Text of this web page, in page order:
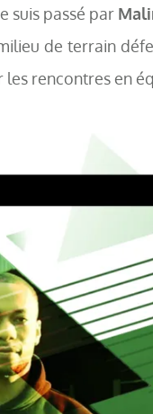
suis passé par
de terrain
rencontres en